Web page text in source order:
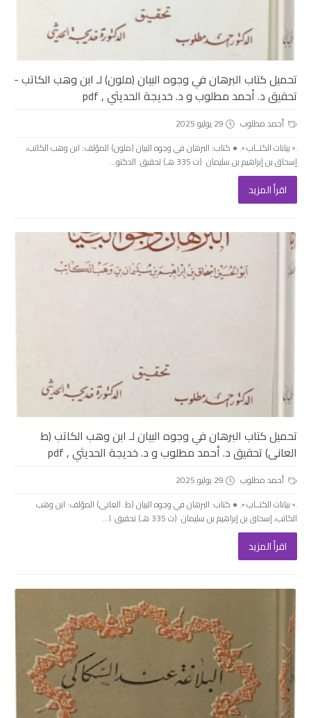
تحميل كتاب البرهان في وجوه البيان (ملون) لـ ابن وهب الكاتب -
تحقيق د. أحمد مطلوب و د. خديجة الحديثي , pdf
أحمد مطلوب
29 يوليو 2025
.▫️ بيانات الكتــاب ▫️. ● كتاب: البرهان في وجوه البيان (ملون) المؤلف: ابن وهب الكاتب،
إسحاق بن إبراهيم بن سليمان (ت 335 هـ) تحقيق: الدكتو...
اقرأ المزيد
تحميل كتاب البرهان في وجوه البيان لـ ابن وهب الكاتب (ط
العانى) تحقيق د. أحمد مطلوب و د. خديجة الحديثي , pdf
أحمد مطلوب
29 يوليو 2025
.▫️ بيانات الكتــاب ▫️. ● كتاب: البرهان في وجوه البيان (ط. العانى) المؤلف: ابن وهب
الكاتب، إسحاق بن إبراهيم بن سليمان (ت 335 هـ) تحقيق: ا...
اقرأ المزيد